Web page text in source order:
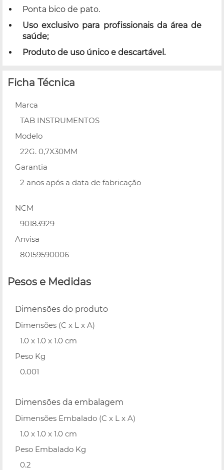
Ponta bico de pato.
Uso exclusivo para profissionais da área de
saúde;
Produto de uso único e descartável.
Ficha Técnica
Marca
TAB INSTRUMENTOS
Modelo
22G. 0,7X30MM
Garantia
2 anos após a data de fabricação
NCM
90183929
Anvisa
80159590006
Pesos e Medidas
Dimensões do produto
Dimensões (C x L x A)
1.0 x 1.0 x 1.0 cm
Peso Kg
0.001
Dimensões da embalagem
Dimensões Embalado (C x L x A)
1.0 x 1.0 x 1.0 cm
Peso Embalado Kg
0.2